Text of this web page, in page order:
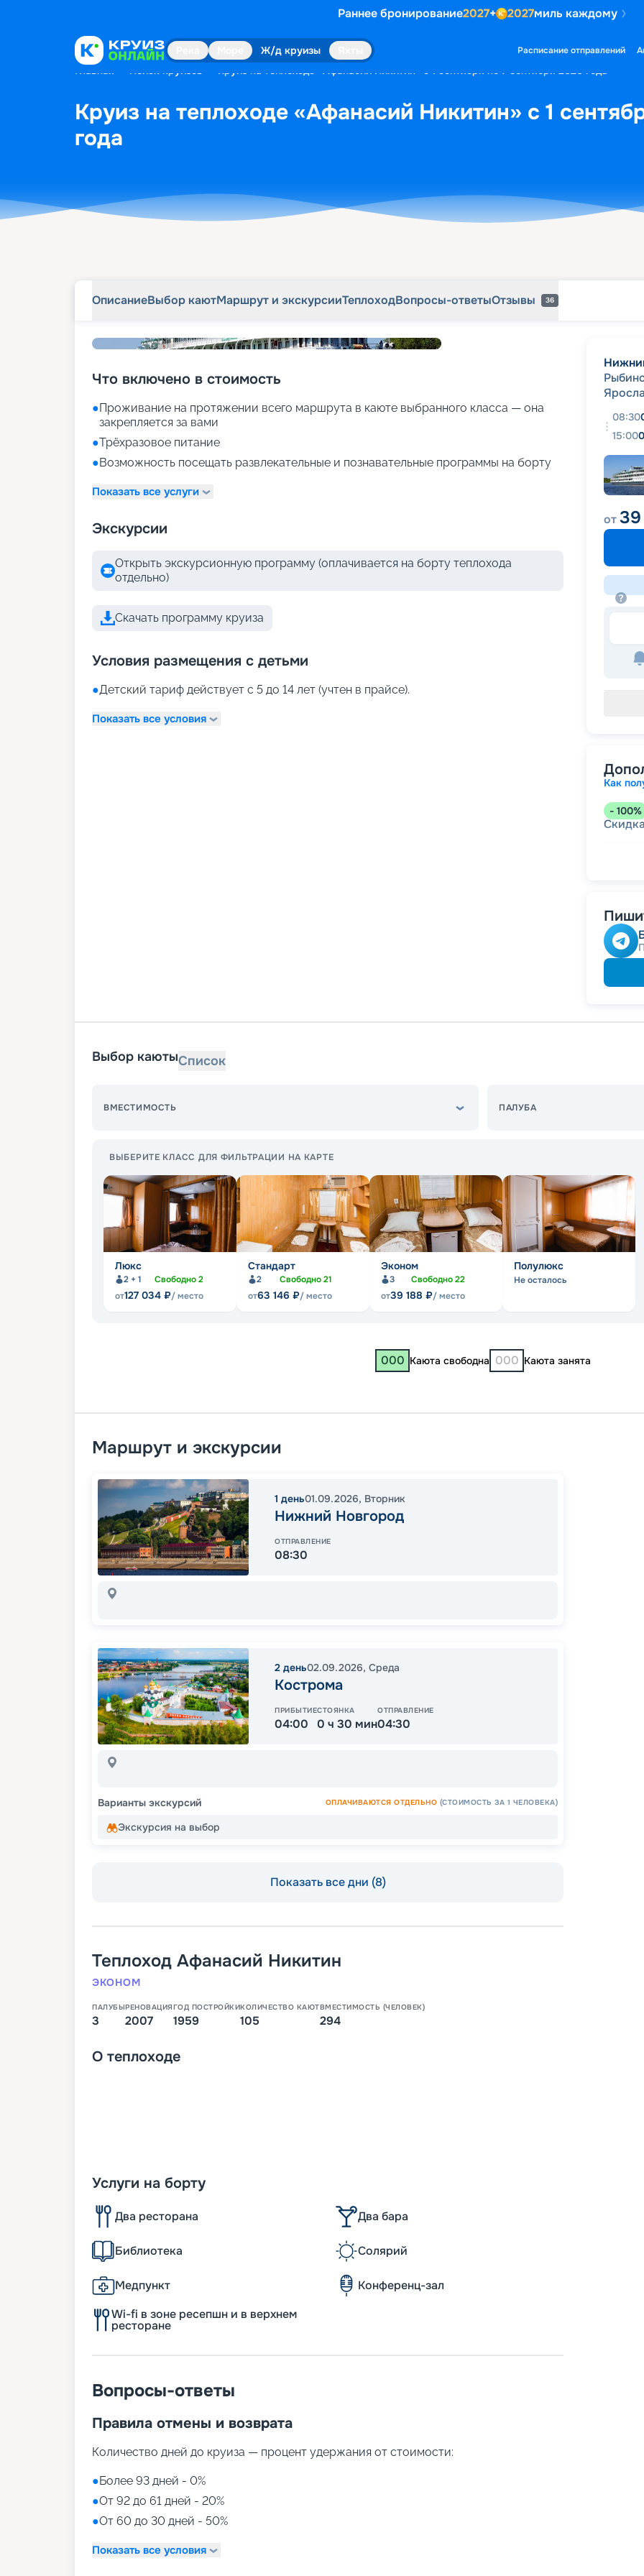
Раннее бронирование2027+ 2027миль каждому
Ж/д круизы Расписание отправлений
Главная Поиск круизов Круиз на теплоходе «Афанасий Никитин» с 1 сентября по 7 сентября 2026 года
Круиз на теплоходе «Афанасий Никитин» с 1
года
ОписаниеВыбор каютМаршрут и экскурсииТеплоходВопросы-ответыОтзывы 36
Что включено в стоимость
●Проживание на протяжении всего маршрута в каюте выбранного класса — она
закрепляется за вами
●Трёхразовое питание
●Возможность посещать развлекательные и познавательные программы на борту
Показать все услуги
Экскурсии
Открыть экскурсионную программу (оплачивается на борту теплохода
отдельно)
Скачать программу круиза
Условия размещения с детьми
●Детский тариф действует с 5 до 14 лет (учтен в прайсе).
Показать все условия
08:30
15:00
от39
Как
- 100%
Скидка
Выбор каютыСписок
ВМЕСТИМОСТЬ ПАЛУБА
ВЫБЕРИТЕ КЛАСС ДЛЯ ФИЛЬТРАЦИИ НА КАРТЕ
Люкс
2 + 1 Свободно2
от127 034 ₽/ место
Стандарт
2 Свободно21
от63 146 ₽/ место
Эконом
3 Свободно22
от39 188 ₽/ место
Полулюкс
Не осталось
000 Каюта свободна 000 Каюта занята
Маршрут и экскурсии
1 день01.09.2026, Вторник
Нижний Новгород
ОТПРАВЛЕНИЕ
08:30
2 день02.09.2026, Среда
Кострома
ПРИБЫТИЕ
04:00
СТОЯНКА
0 ч 30 мин
ОТПРАВЛЕНИЕ
04:30
Варианты экскурсий ОПЛАЧИВАЮТСЯ ОТДЕЛЬНО (СТОИМОСТЬ ЗА 1 ЧЕЛОВЕКА)
Экскурсия на выбор
Показать все дни (8)
Теплоход Афанасий Никитин
ЭКОНОМ
ПАЛУБЫ
3
РЕНОВАЦИЯ
2007
ГОД ПОСТРОЙКИ
1959
КОЛИЧЕСТВО КАЮТ
105
ВМЕСТИМОСТЬ (ЧЕЛОВЕК)
294
О теплоходе
Услуги на борту
Два ресторана Два бара
Библиотека Солярий
Медпункт
Конференц-зал
Wi-fi в зоне ресепшн и в верхнем
ресторане
Вопросы-ответы
Правила отмены и возврата
Количество дней до круиза — процент удержания от стоимости:
●Более 93 дней - 0%
●От 92 до 61 дней - 20%
●От 60 до 30 дней - 50%
Показать все условия